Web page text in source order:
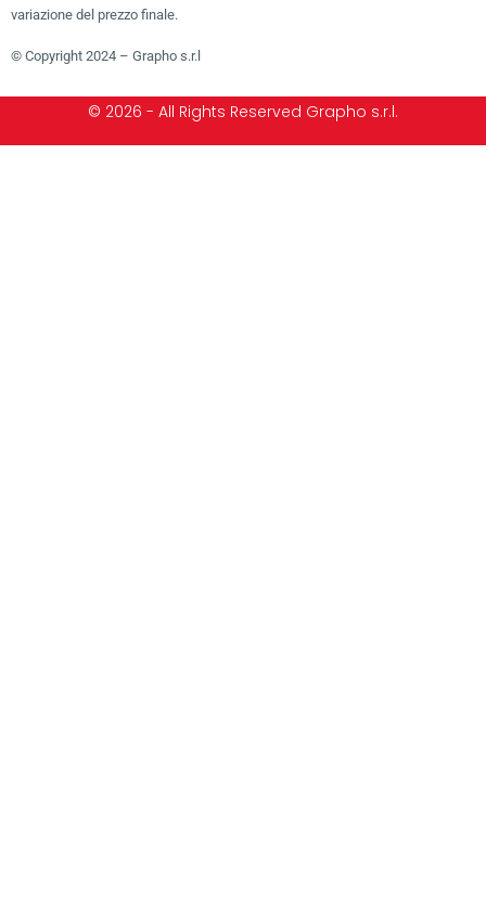
variazione del prezzo finale.
© Copyright 2024 – Grapho s.r.l
© 2026 - All Rights Reserved Grapho s.r.l.